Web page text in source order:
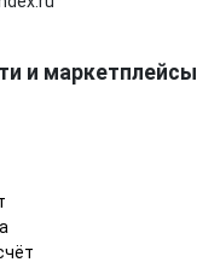
и маркетплейсы